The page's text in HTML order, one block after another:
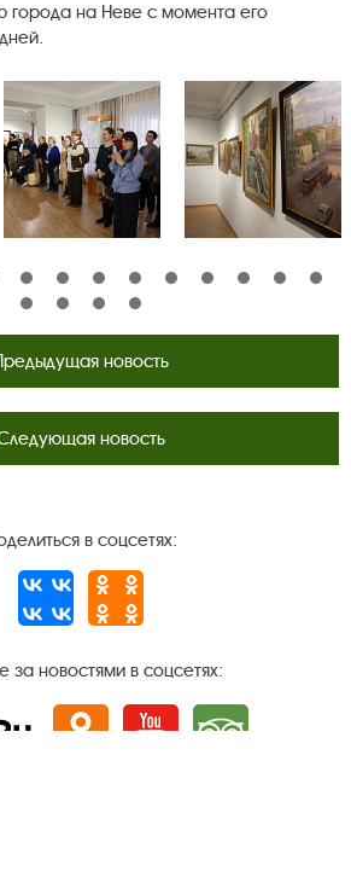
на Неве с момента его
новость
новость
в соцсетях:
за новостями в соцсетях:
Одноклассники
YouTube Трипадвизор